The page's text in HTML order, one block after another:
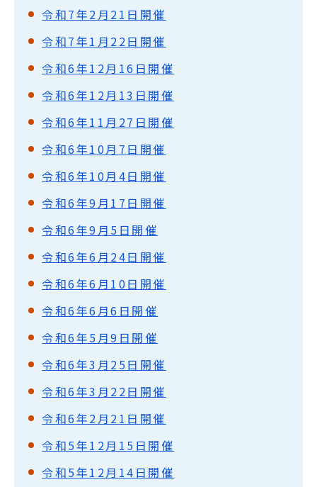
令和7年2月21日開催
令和7年1月22日開催
令和6年12月16日開催
令和6年12月13日開催
令和6年11月27日開催
令和6年10月7日開催
令和6年10月4日開催
令和6年9月17日開催
令和6年9月5日開催
令和6年6月24日開催
令和6年6月10日開催
令和6年6月6日開催
令和6年5月9日開催
令和6年3月25日開催
令和6年3月22日開催
令和6年2月21日開催
令和5年12月15日開催
令和5年12月14日開催